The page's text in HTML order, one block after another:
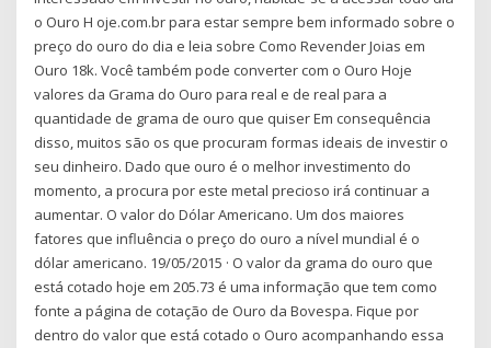
o Ouro H oje.com.br para estar sempre bem informado sobre o
preço do ouro do dia e leia sobre Como Revender Joias em
Ouro 18k. Você também pode converter com o Ouro Hoje
valores da Grama do Ouro para real e de real para a
quantidade de grama de ouro que quiser Em consequência
disso, muitos são os que procuram formas ideais de investir o
seu dinheiro. Dado que ouro é o melhor investimento do
momento, a procura por este metal precioso irá continuar a
aumentar. O valor do Dólar Americano. Um dos maiores
fatores que influência o preço do ouro a nível mundial é o
dólar americano. 19/05/2015 · O valor da grama do ouro que
está cotado hoje em 205.73 é uma informação que tem como
fonte a página de cotação de Ouro da Bovespa. Fique por
dentro do valor que está cotado o Ouro acompanhando essa